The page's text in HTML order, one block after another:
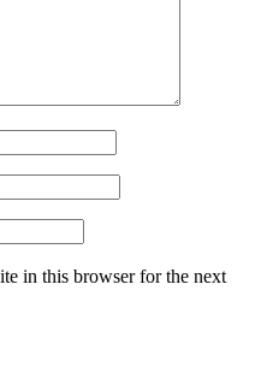
in this browser for the next